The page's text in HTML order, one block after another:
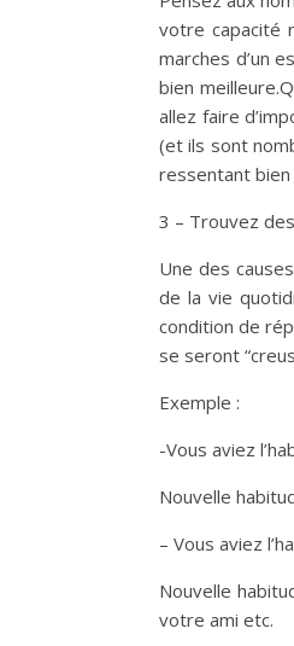
votre capacité
marches d’un
bien
allez faire
(et ils sont
ressentant bien
3 – Trouvez
Une des
de la vie
condition de
se seront
Exemple :
-Vous aviez
Nouvelle
– Vous aviez
Nouvelle
votre ami etc.